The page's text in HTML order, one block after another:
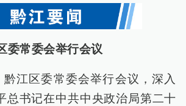
委常委会举行会议
江区委常委会举行会议，深入
总书记在中共中央政治局第二十